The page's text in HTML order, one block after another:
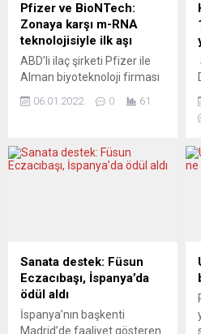
Pfizer ve BioNTech:
Zonaya karşı m-RNA
teknolojisiyle ilk aşı
ABD’li ilaç şirketi Pfizer ile
Alman biyoteknoloji firması
karşı m-RNA temelli ilk
BioNTech’in internet
sitesinde yer alan yazılı
aşı için araştırma, geliştirme
ve ticaretine ilişkin anlaşma
yapıldığı duyuruldu. Zona
06.01.2022 0 61
Sanata destek: Füsun
Eczacıbaşı, İspanya’da
ödül aldı
İspanya’nın başkenti
Madrid’de faaliyet gösteren